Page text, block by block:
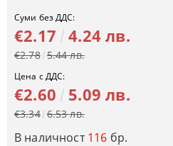
Суми без ДДС:
€2.17 4.24 лв.
€2.78 5.44 лв.
Цена с ДДС:
€2.60 5.09 лв.
€3.34 6.53 лв.
В наличност116 бр.